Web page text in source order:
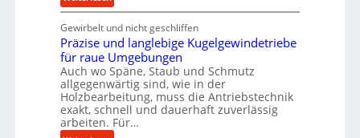
c
e
b
e
i
m
D
r
ü
K
u
g
e
l
g
e
w
i
Gewirbelt und nicht geschliffen
Präzise und langlebige Kugelgewindetriebe
für raue Umgebungen
Auch wo Späne, Staub und Schmutz
allgegenwärtig sind, wie in der
Holzbearbeitung, muss die Antriebstechnik
exakt, schnell und dauerhaft zuverlässig
arbeiten. Für…